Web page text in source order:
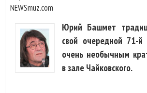
NEWSmuz.com
Юрий Башмет
свой очередной 71-
очень необычным
в зале Чайковского.